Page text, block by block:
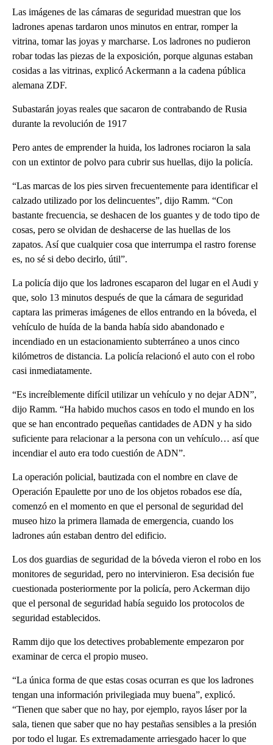
Las imágenes de las cámaras de seguridad muestran que los
ladrones apenas tardaron unos minutos en entrar, romper la
vitrina, tomar las joyas y marcharse. Los ladrones no pudieron
robar todas las piezas de la exposición, porque algunas estaban
cosidas a las vitrinas, explicó Ackermann a la cadena pública
alemana ZDF.
Subastarán joyas reales que sacaron de contrabando de Rusia
durante la revolución de 1917
Pero antes de emprender la huida, los ladrones rociaron la sala
con un extintor de polvo para cubrir sus huellas, dijo la policía.
“Las marcas de los pies sirven frecuentemente para identificar el
calzado utilizado por los delincuentes”, dijo Ramm. “Con
bastante frecuencia, se deshacen de los guantes y de todo tipo de
cosas, pero se olvidan de deshacerse de las huellas de los
zapatos. Así que cualquier cosa que interrumpa el rastro forense
es, no sé si debo decirlo, útil”.
La policía dijo que los ladrones escaparon del lugar en el Audi y
que, solo 13 minutos después de que la cámara de seguridad
captara las primeras imágenes de ellos entrando en la bóveda, el
vehículo de huída de la banda había sido abandonado e
incendiado en un estacionamiento subterráneo a unos cinco
kilómetros de distancia. La policía relacionó el auto con el robo
casi inmediatamente.
“Es increíblemente difícil utilizar un vehículo y no dejar ADN”,
dijo Ramm. “Ha habido muchos casos en todo el mundo en los
que se han encontrado pequeñas cantidades de ADN y ha sido
suficiente para relacionar a la persona con un vehículo… así que
incendiar el auto era todo cuestión de ADN”.
La operación policial, bautizada con el nombre en clave de
Operación Epaulette por uno de los objetos robados ese día,
comenzó en el momento en que el personal de seguridad del
museo hizo la primera llamada de emergencia, cuando los
ladrones aún estaban dentro del edificio.
Los dos guardias de seguridad de la bóveda vieron el robo en los
monitores de seguridad, pero no intervinieron. Esa decisión fue
cuestionada posteriormente por la policía, pero Ackerman dijo
que el personal de seguridad había seguido los protocolos de
seguridad establecidos.
Ramm dijo que los detectives probablemente empezaron por
examinar de cerca el propio museo.
“La única forma de que estas cosas ocurran es que los ladrones
tengan una información privilegiada muy buena”, explicó.
“Tienen que saber que no hay, por ejemplo, rayos láser por la
sala, tienen que saber que no hay pestañas sensibles a la presión
por todo el lugar. Es extremadamente arriesgado hacer lo que